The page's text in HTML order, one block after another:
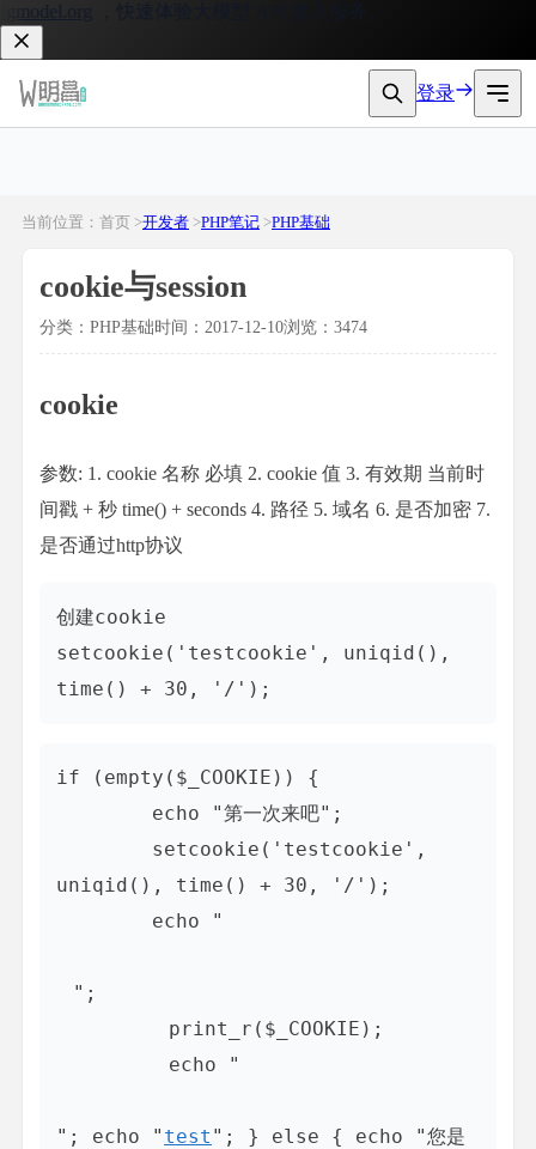
，快速体验大模型 API 接入服务。
登录
当前位置：首页 >开发者 >PHP笔记 >PHP基础
cookie与session
分类：PHP基础时间：2017-12-10浏览：3474
cookie
参数: 1. cookie 名称 必填 2. cookie 值 3. 有效期 当前时
间戳 + 秒 time() + seconds 4. 路径 5. 域名 6. 是否加密 7.
是否通过http协议
创建cookie
setcookie('testcookie', uniqid(),
if (empty($_COOKIE)) {
uniqid(), time() + 30, '/');
        echo "
";
        echo "
"; echo " test "; } else { echo "您是